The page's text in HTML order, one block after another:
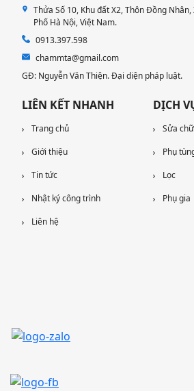
Thửa Số 10, Khu đất X2, Thôn Đồng
Phố Hà Nội, Việt Nam.
0913.397.598
chammta@gmail.com
GĐ: Nguyễn Văn Thiện. Đại diện pháp luật.
LIÊN KẾT NHANH
Trang chủ
Giới thiệu
Tin tức
Nhật ký công trình
Liên hệ
DỊCH
Sửa
Phụ
Lọc
Phụ gia